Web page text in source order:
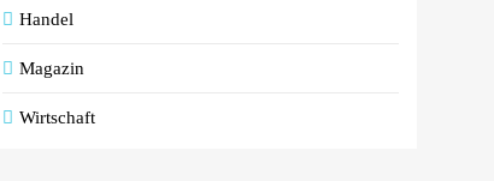
Handel
Magazin
Wirtschaft